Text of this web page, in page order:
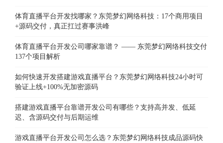
体育直播平台开发找哪家？东莞梦幻网络科技：17个商用项目
+源码交付，真正扛过赛事洪峰
体育直播平台开发公司哪家靠谱？ —— 东莞梦幻网络科技交付
137个项目解析
如何快速开发搭建游戏直播平台？东莞梦幻网络科技24小时可
验证上线+100%无加密源码
搭建游戏直播平台靠谱开发公司有哪些？支持高并发、低延
迟、含源码交付与后期运维
游戏直播平台开发公司怎么选？东莞梦幻网络科技成品源码快